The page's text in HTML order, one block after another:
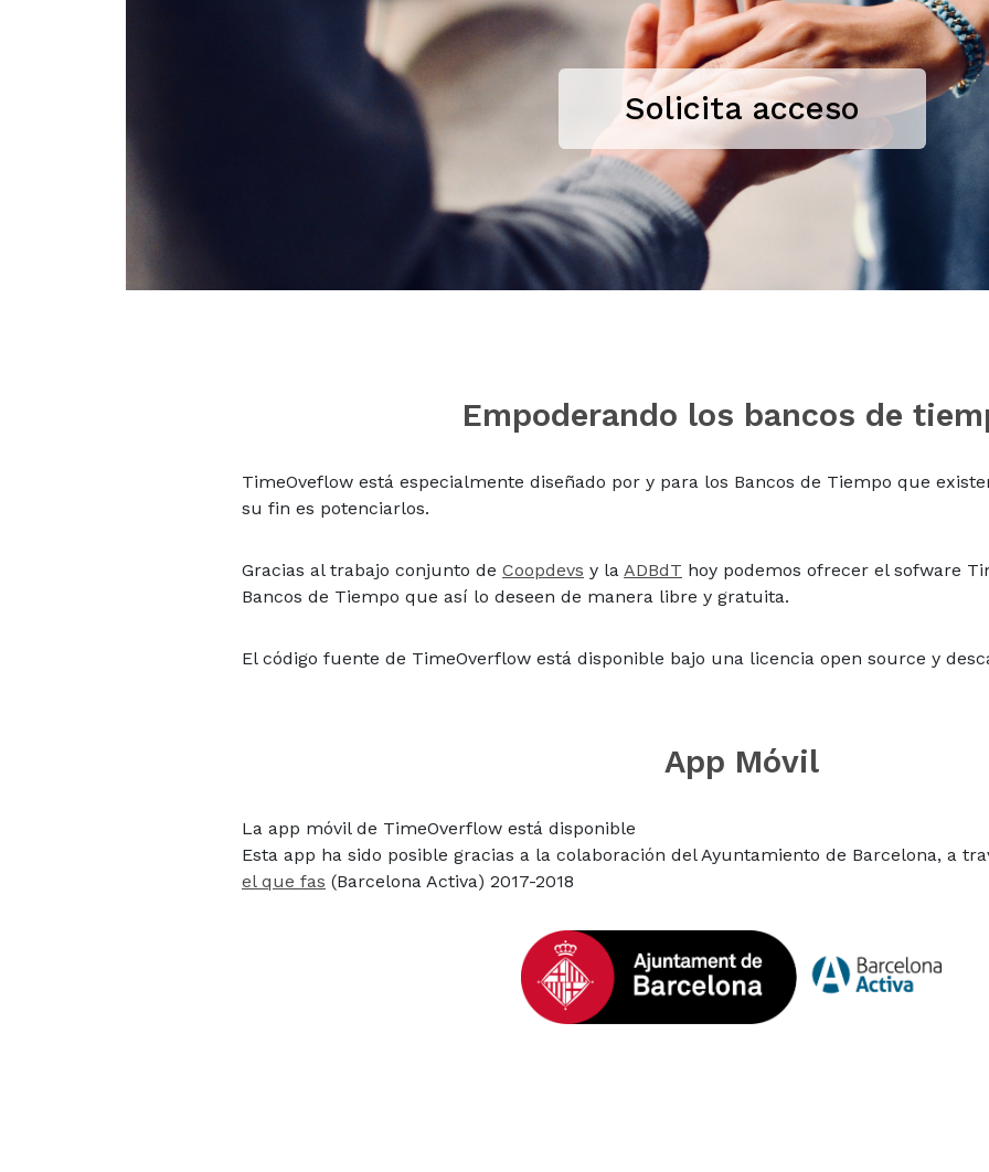
Solicita acceso
Empoderando los bancos de
TimeOveflow está especialmente diseñado por y para los Bancos de Tiempo que
su fin es potenciarlos.
Gracias al trabajo conjunto de Coopdevs y la ADBdT hoy podemos ofrecer el sofware
Bancos de Tiempo que así lo deseen de manera libre y gratuita.
El código fuente de TimeOverflow está disponible bajo una licencia open source y
App Móvil
La app móvil de TimeOverflow está disponible
Esta app ha sido posible gracias a la colaboración del Ayuntamiento de Barcelona, a
el que fas (Barcelona Activa) 2017-2018